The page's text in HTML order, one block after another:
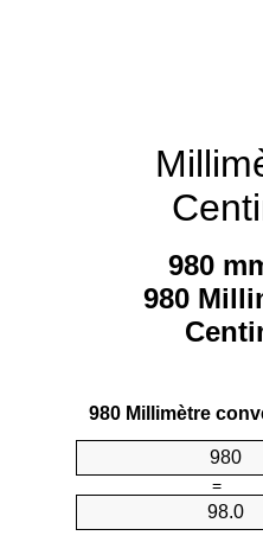
980
980
980 Millimètre
=